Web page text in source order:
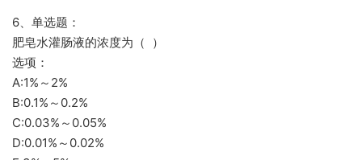
6、单选题：
肥皂水灌肠液的浓度为（ ）
选项：
A:1%～2%
B:0.1%～0.2%
C:0.03%～0.05%
D:0.01%～0.02%